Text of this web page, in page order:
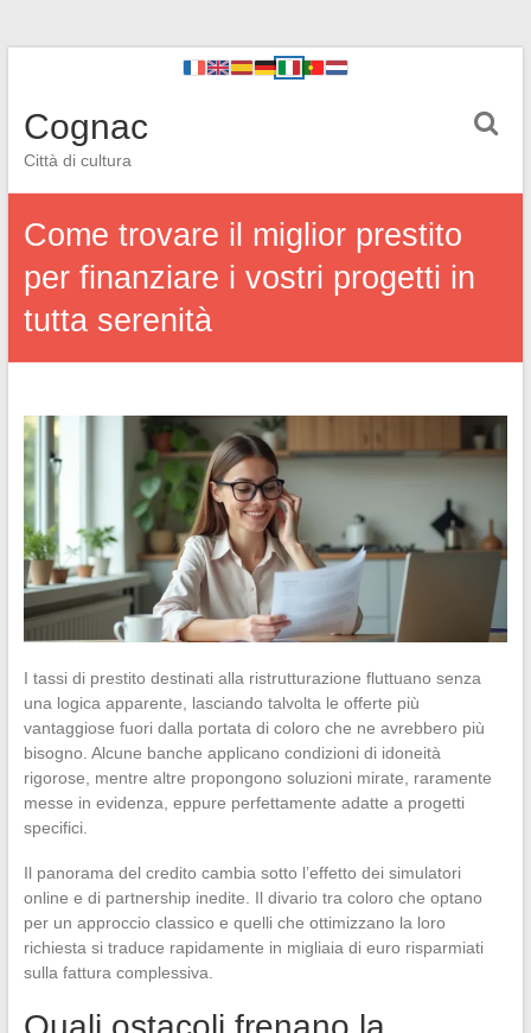
Cognac
Città di cultura
Come trovare il miglior prestito
per finanziare i vostri progetti in
tutta serenità
I tassi di prestito destinati alla ristrutturazione fluttuano senza
una logica apparente, lasciando talvolta le offerte più
vantaggiose fuori dalla portata di coloro che ne avrebbero più
bisogno. Alcune banche applicano condizioni di idoneità
rigorose, mentre altre propongono soluzioni mirate, raramente
messe in evidenza, eppure perfettamente adatte a progetti
specifici.
Il panorama del credito cambia sotto l’effetto dei simulatori
online e di partnership inedite. Il divario tra coloro che optano
per un approccio classico e quelli che ottimizzano la loro
richiesta si traduce rapidamente in migliaia di euro risparmiati
sulla fattura complessiva.